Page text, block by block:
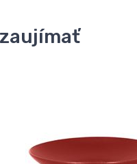
zaujímať